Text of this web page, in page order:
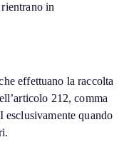
in
effettuano la raccolta
212, comma
quando